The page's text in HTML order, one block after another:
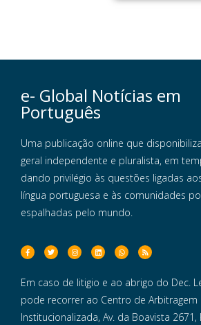
e- Global Notícias em
Português
Uma publicação online que
geral independente e pluralista, em
dando privilégio às questões ligadas
língua portuguesa e às comunidades
espalhadas pelo mundo.
Em caso de litigio e ao abrigo do Dec.
pode recorrer ao Centro de Arbitragem
Institucionalizada, Av. da Boavista 2671,